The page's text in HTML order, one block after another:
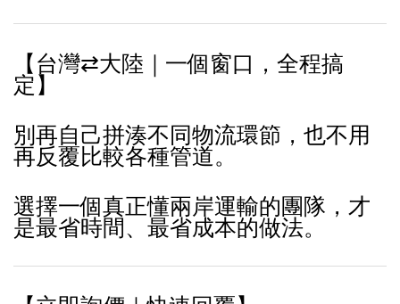
【台灣⇄大陸｜一個窗口，全程搞
定】
別再自己拼湊不同物流環節，也不用
再反覆比較各種管道。
選擇一個真正懂兩岸運輸的團隊，才
是最省時間、最省成本的做法。